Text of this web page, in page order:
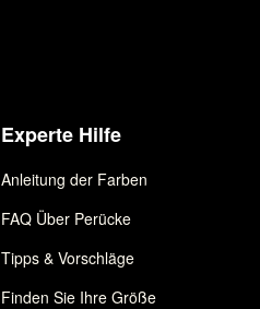
Experte Hilfe
Anleitung der Farben
FAQ Über Perücke
Tipps & Vorschläge
Finden Sie Ihre Größe